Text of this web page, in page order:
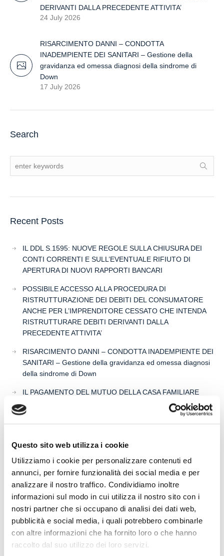
Questo sito web utilizza i cookie
Utilizziamo i cookie per personalizzare contenuti ed
annunci, per fornire funzionalità dei social media e per
analizzare il nostro traffico. Condividiamo inoltre
informazioni sul modo in cui utilizza il nostro sito con i
nostri partner che si occupano di analisi dei dati web,
pubblicità e social media, i quali potrebbero combinarle
con altre informazioni che ha fornito loro o che hanno
raccolto dal suo utilizzo dei loro servizi.
DERIVANTI DALLA PRECEDENTE ATTIVITA’
24 July 2026
RISARCIMENTO DANNI – CONDOTTA
INADEMPIENTE DEI SANITARI – Gestione della
gravidanza ed omessa diagnosi della sindrome di
Down
17 July 2026
Search
Recent Posts
IL DDL S.1595: NUOVE REGOLE SULLA CHIUSURA DEI
CONTI CORRENTI E SULL’EVENTUALE RIFIUTO DI
APERTURA DI NUOVI RAPPORTI BANCARI
POSSIBILE ACCESSO ALLA PROCEDURA DI
RISTRUTTURAZIONE DEI DEBITI DEL CONSUMATORE
ANCHE PER L’IMPRENDITORE CESSATO CHE INTENDA
RISTRUTTURARE DEBITI DERIVANTI DALLA
PRECEDENTE ATTIVITA’
RISARCIMENTO DANNI – CONDOTTA INADEMPIENTE DEI
SANITARI – Gestione della gravidanza ed omessa diagnosi
della sindrome di Down
IL PAGAMENTO DEL MUTUO DELLA CASA FAMILIARE
TRA OBBLIGAZIONE NATURALE E ARRICCHIMENTO
SENZA CAUSA: LA CASSAZIONE RIBADISCE IL CRITERIO
DELLA PROPORZIONALITÀ
L’ABUSIVA CONCESSIONE DEL CREDITO
Recent Comments